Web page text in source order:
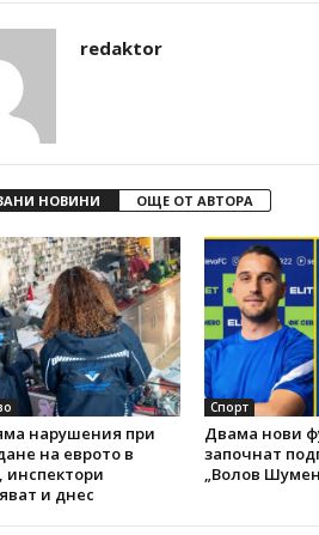
redaktor
НОВИНИ ОЩЕ ОТ АВТОРА
нарушения при
на еврото в
и днес
Спорт
Двама нови
започнат
„Волов Шумен